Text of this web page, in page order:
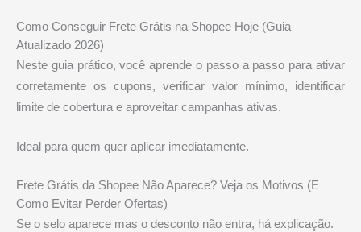
Como Conseguir Frete Grátis na Shopee Hoje (Guia
Atualizado 2026)
Neste guia prático, você aprende o passo a passo para ativar
corretamente os cupons, verificar valor mínimo, identificar
limite de cobertura e aproveitar campanhas ativas.
Ideal para quem quer aplicar imediatamente.
Frete Grátis da Shopee Não Aparece? Veja os Motivos (E
Como Evitar Perder Ofertas)
Se o selo aparece mas o desconto não entra, há explicação.